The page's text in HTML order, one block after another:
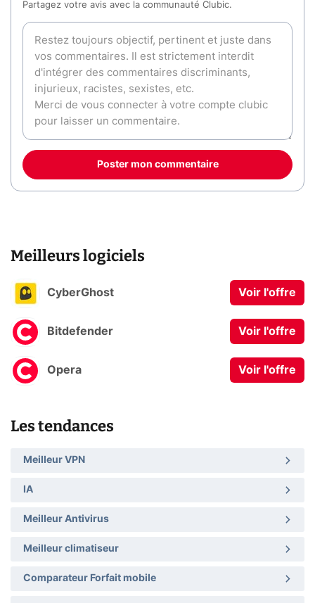
Partagez votre avis avec la communauté Clubic.
Poster mon commentaire
Meilleurs logiciels
CyberGhost Voir l'offre
Bitdefender Voir l'offre
Opera Voir l'offre
Les tendances
Meilleur VPN
IA
Meilleur Antivirus
Meilleur climatiseur
Comparateur Forfait mobile